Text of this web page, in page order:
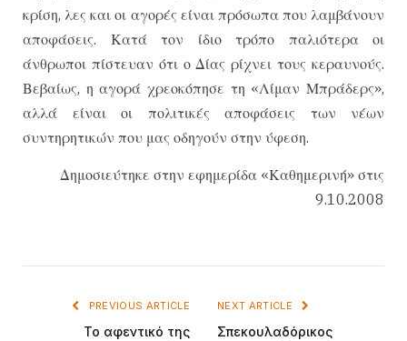
κρίση, λες και οι αγορές είναι πρόσωπα που λαμβάνουν
αποφάσεις. Κατά τον ίδιο τρόπο παλιότερα οι
άνθρωποι πίστευαν ότι ο Δίας ρίχνει τους κεραυνούς.
Βεβαίως, η αγορά χρεοκόπησε τη «Λίμαν Μπράδερς»,
αλλά είναι οι πολιτικές αποφάσεις των νέων
συντηρητικών που μας οδηγούν στην ύφεση.
Δημοσιεύτηκε στην εφημερίδα «Καθημερινή» στις
9.10.2008
PREVIOUS ARTICLE
Το αφεντικό της
NEXT ARTICLE
Σπεκουλαδόρικος